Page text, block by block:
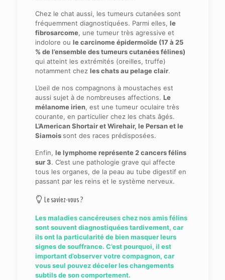
Chez le chat aussi, les tumeurs cutanées sont
fréquemment diagnostiquées. Parmi elles, le
fibrosarcome, une tumeur très agressive et
indolore ou le carcinome épidermoïde (17 à 25
% de l’ensemble des tumeurs cutanées félines)
qui atteint les extrémités (oreilles, truffe)
notamment chez les chats au pelage clair.
L’oeil de nos compagnons à moustaches est
aussi sujet à de nombreuses affections. Le
mélanome irien, est une tumeur oculaire très
courante, en particulier chez les chats âgés.
L’American Shortair et Wirehair, le Persan et le
Siamois sont des races prédisposées.
Enfin, le lymphome représente 2 cancers félins
sur 3. C’est une pathologie grave qui affecte
tous les organes, de la peau au tube digestif en
passant par les reins et le système nerveux.
Le saviez-vous ?
Les maladies cancéreuses chez nos amis félins
sont souvent diagnostiquées tardivement, car
ils ont la particularité de bien masquer leurs
signes de souffrance. C’est pourquoi, il est
important d’observer votre compagnon, car
vous seul pouvez déceler les changements
subtils de son comportement.